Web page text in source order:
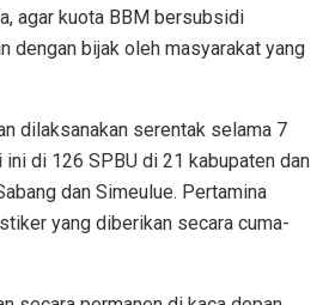
agar kuota BBM bersubsidi
dengan bijak oleh masyarakat yang
dilaksanakan serentak selama 7
di 126 SPBU di 21 kabupaten dan
dan Simeulue. Pertamina
yang diberikan secara cuma-